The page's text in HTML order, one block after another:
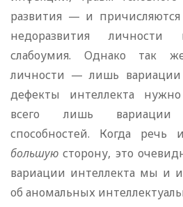
развития — и причисляются
недоразвития личности
слабоумия. Однако так
личности — лишь вариации
дефекты интеллекта
всего лишь вариации
способностей. Когда
большую сторону, это
вариации интеллекта мы и
об аномальных